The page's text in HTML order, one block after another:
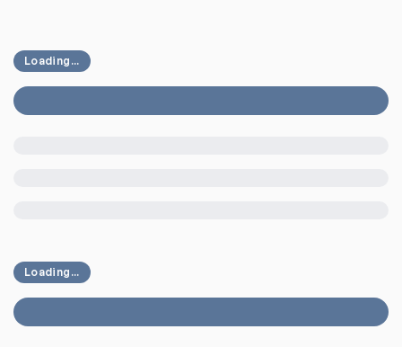
Loading...
Loading...